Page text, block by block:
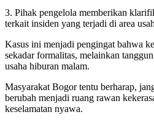
3. Pihak pengelola memberikan
terkait insiden yang terjadi di area
Kasus ini menjadi pengingat bahwa
sekadar formalitas, melainkan
usaha hiburan malam.
Masyarakat Bogor tentu berharap,
berubah menjadi ruang rawan
keselamatan nyawa.